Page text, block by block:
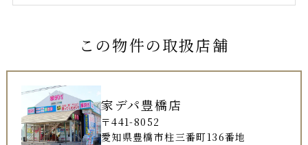
この物件の取扱店舗
家デパ豊橋店
〒441-8052
愛知県豊橋市柱三番町136番地